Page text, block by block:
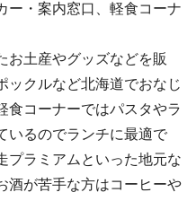
ー・案内窓口、軽食コーナ
お土産やグッズなどを販
ックルなど北海道でおなじ
食コーナーではパスタやラ
いるのでランチに最適で
プラミアムといった地元な
酒が苦手な方はコーヒーや